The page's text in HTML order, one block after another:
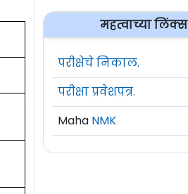
महत्वाच्या लिंक्स
परीक्षेचे निकाल.
परीक्षा प्रवेशपत्र.
Maha NMK